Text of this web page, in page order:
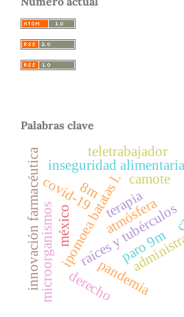
Palabras clave
camote
ipomoea batatas l.
raíces y tubérculos
inseguridad alimentaria
teletrabajador
covid-19
pandemia
innovación farmacéutica terapia
microorganismos atmósfera
méxico
8m
paro 9m
derecho